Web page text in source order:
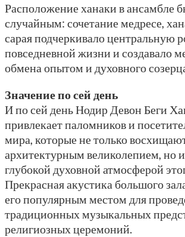
Расположение ханаки в ансамбле
случайным: сочетание медресе,
сарая подчеркивало центральную
повседневной жизни и создавало
обмена опытом и духовного
Значение по сей день
И по сей день Нодир Девон Беги
привлекает паломников и
мира, которые не только
архитектурным великолепием, но
глубокой духовной атмосферой
Прекрасная акустика большого
его популярным местом для
традиционных музыкальных
религиозных церемоний.